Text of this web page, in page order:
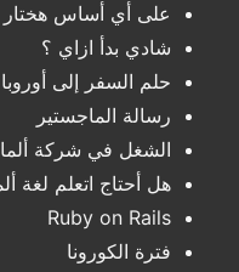
على أي أساس هختار
شادي بدأ ازاي ؟
حلم السفر إلى أوروبا
رسالة الماجستير
الشغل في شركة
هل أحتاج اتعلم لغة
Ruby on Rails
فترة الكورونا